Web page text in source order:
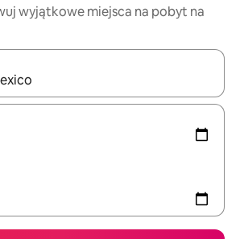
wyjątkowe miejsca na pobyt na
dostępne, możesz poruszać się po nich za